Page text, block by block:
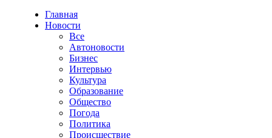
Главная
Новости
Все
Автоновости
Бизнес
Интервью
Культура
Образование
Общество
Погода
Политика
Происшествие